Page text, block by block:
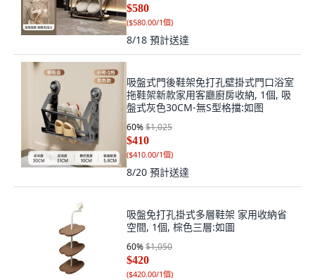
$580
($580.00/1個)
8/18 預計送達
吸盤式門後鞋架免打孔壁掛式門口浴室
拖鞋架新款家用客廳廚房收納, 1個, 吸
盤式灰色30CM-無S型格擋:如图
60%$1,025
$410
($410.00/1個)
8/20 預計送達
吸盤免打孔掛式多層鞋架 家用收納省
空間, 1個, 棕色三層:如圖
60%$1,050
$420
($420.00/1個)